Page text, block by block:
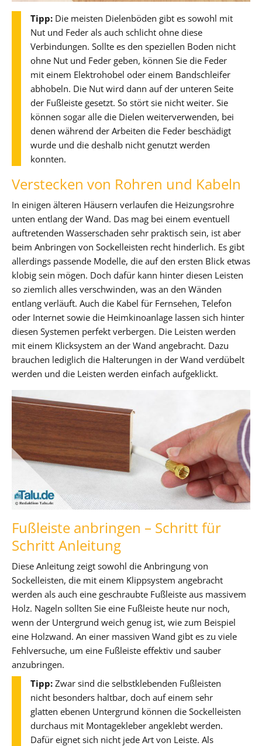
Tipp: Die meisten Dielenböden gibt es sowohl mit
Nut und Feder als auch schlicht ohne diese
Verbindungen. Sollte es den speziellen Boden nicht
ohne Nut und Feder geben, können Sie die Feder
mit einem Elektrohobel oder einem Bandschleifer
abhobeln. Die Nut wird dann auf der unteren Seite
der Fußleiste gesetzt. So stört sie nicht weiter. Sie
können sogar alle die Dielen weiterverwenden, bei
denen während der Arbeiten die Feder beschädigt
wurde und die deshalb nicht genutzt werden
konnten.
Verstecken von Rohren und Kabeln
In einigen älteren Häusern verlaufen die Heizungsrohre
unten entlang der Wand. Das mag bei einem eventuell
auftretenden Wasserschaden sehr praktisch sein, ist aber
beim Anbringen von Sockelleisten recht hinderlich. Es gibt
allerdings passende Modelle, die auf den ersten Blick etwas
klobig sein mögen. Doch dafür kann hinter diesen Leisten
so ziemlich alles verschwinden, was an den Wänden
entlang verläuft. Auch die Kabel für Fernsehen, Telefon
oder Internet sowie die Heimkinoanlage lassen sich hinter
diesen Systemen perfekt verbergen. Die Leisten werden
mit einem Klicksystem an der Wand angebracht. Dazu
brauchen lediglich die Halterungen in der Wand verdübelt
werden und die Leisten werden einfach aufgeklickt.
Fußleiste anbringen – Schritt für
Schritt Anleitung
Diese Anleitung zeigt sowohl die Anbringung von
Sockelleisten, die mit einem Klippsystem angebracht
werden als auch eine geschraubte Fußleiste aus massivem
Holz. Nageln sollten Sie eine Fußleiste heute nur noch,
wenn der Untergrund weich genug ist, wie zum Beispiel
eine Holzwand. An einer massiven Wand gibt es zu viele
Fehlversuche, um eine Fußleiste effektiv und sauber
anzubringen.
Tipp: Zwar sind die selbstklebenden Fußleisten
nicht besonders haltbar, doch auf einem sehr
glatten ebenen Untergrund können die Sockelleisten
durchaus mit Montagekleber angeklebt werden.
Dafür eignet sich nicht jede Art von Leiste. Als